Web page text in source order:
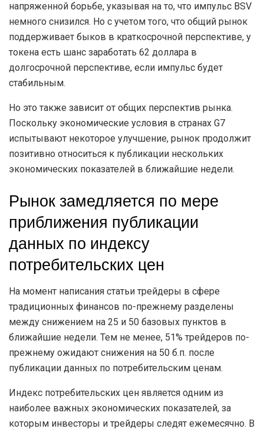
напряженной борьбе, указывая на то, что импульс BSV
немного снизился. Но с учетом того, что общий рынок
поддерживает быков в краткосрочной перспективе, у
токена есть шанс заработать 62 доллара в
долгосрочной перспективе, если импульс будет
стабильным.
Но это также зависит от общих перспектив рынка.
Поскольку экономические условия в странах G7
испытывают некоторое улучшение, рынок продолжит
позитивно относиться к публикации нескольких
экономических показателей в ближайшие недели.
Рынок замедляется по мере
приближения публикации
данных по индексу
потребительских цен
На момент написания статьи трейдеры в сфере
традиционных финансов по-прежнему разделены
между снижением на 25 и 50 базовых пунктов в
ближайшие недели. Тем не менее, 51% трейдеров по-
прежнему ожидают снижения на 50 б.п. после
публикации данных по потребительским ценам.
Индекс потребительских цен является одним из
наиболее важных экономических показателей, за
которым инвесторы и трейдеры следят ежемесячно. В